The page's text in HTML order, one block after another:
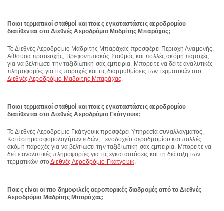
Ποιοι τερματικοί σταθμοί και ποιες εγκαταστάσεις αεροδρομίου
διατίθενται στο Διεθνές Αεροδρόμιο Μαδρίτης Μπαράχας;
Το Διεθνές Αεροδρόμιο Μαδρίτης Μπαράχας προσφέρει Περιοχή Αναμονής,
Αίθουσα προσευχής, Βρεφονηπιακός Σταθμός και πολλές ακόμη παροχές
για να βελτιώσει την ταξιδιωτική σας εμπειρία. Μπορείτε να δείτε αναλυτικές
πληροφορίες για τις παροχές και τις διαρρυθμίσεις των τερματικών στο
Διεθνές Αεροδρόμιο Μαδρίτης Μπαράχας.
Ποιοι τερματικοί σταθμοί και ποιες εγκαταστάσεις αεροδρομίου
διατίθενται στο Διεθνές Αεροδρόμιο Γκάτγουικ;
Το Διεθνές Αεροδρόμιο Γκάτγουικ προσφέρει Υπηρεσία συναλλάγματος,
Κατάστημα αφορολογήτων ειδών, Ξενοδοχείο αεροδρομίου και πολλές
ακόμη παροχές για να βελτιώσει την ταξιδιωτική σας εμπειρία. Μπορείτε να
δείτε αναλυτικές πληροφορίες για τις εγκαταστάσεις και τη διάταξη των
τερματικών στοΔιεθνές Αεροδρόμιο Γκάτγουικ.
Ποιες είναι οι πιο δημοφιλείς αεροπορικές διαδρομές από το Διεθνές
Αεροδρόμιο Μαδρίτης Μπαράχας;